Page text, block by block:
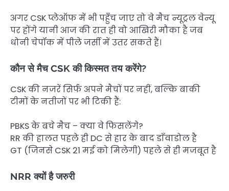
अगर CSK प्लेऑफ में भी पहुँच जाए तो वे मैच न्यूट्रल वेन्यू
पर होंगे यानी आज की रात ही वो आखिरी मौका है जब
धोनी चेपॉक में पीले जर्सी में उतर सकते हैं।
कौन से मैच CSK की किस्मत तय करेंगे?
CSK की नजरें सिर्फ अपने मैचों पर नहीं, बल्कि बाकी
टीमों के नतीजों पर भी टिकी हैं:
PBKS के बचे मैच – क्या वे फिसलेंगे?
RR की हालत पहले ही DC से हार के बाद डाँवाडोल है
GT (जिनसे CSK 21 मई को मिलेगी) पहले से ही मजबूत है
NRR क्यों है जरुरी